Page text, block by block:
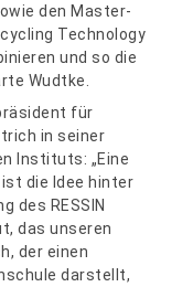
den Master-
Technology
und so die
Wudtke.
für
in seiner
Instituts: „Eine
die Idee hinter
des RESSIN
das unseren
der einen
darstellt,